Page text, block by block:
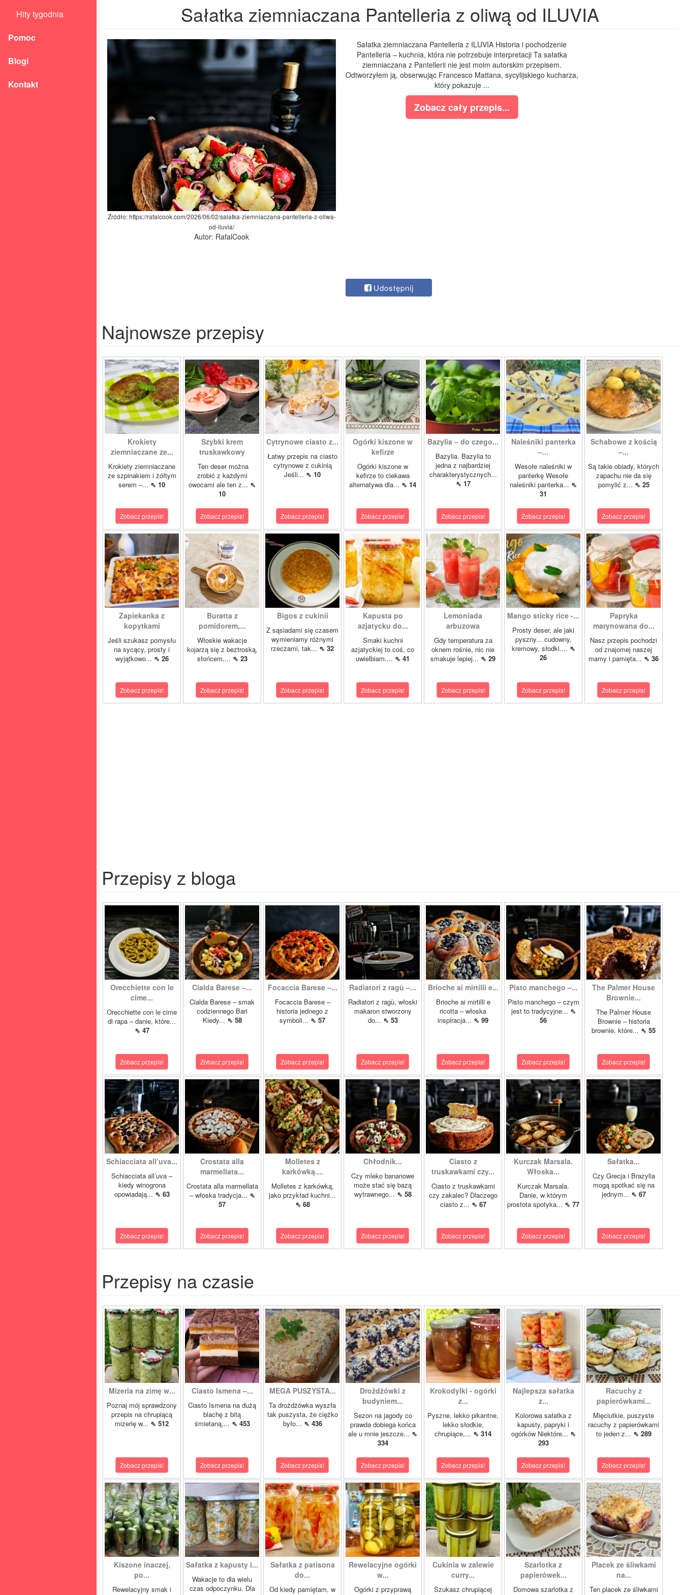
Hity tygodnia
Pomoc
Blogi
Kontakt
Sałatka ziemniaczana Pantelleria z oliwą od ILUVIA
Źródło: https://rafalcook.com/2026/06/02/salatka-ziemniaczana-pantelleria-z-oliwa-
od-iluvia/
Autor: RafalCook
Sałatka ziemniaczana Pantelleria z ILUVIA Historia i pochodzenie
Pantelleria – kuchnia, która nie potrzebuje interpretacji Ta sałatka
ziemniaczana z Pantellerii nie jest moim autorskim przepisem.
Odtworzyłem ją, obserwując Francesco Mattana, sycylijskiego kucharza,
który pokazuje ...
Zobacz cały przepis...
Udostępnij
Najnowsze przepisy
Krokiety
ziemniaczane ze...
Krokiety ziemniaczane
ze szpinakiem i żółtym
serem –... ⇖ 10
Zobacz przepis!
Szybki krem
truskawkowy
Ten deser można
zrobić z każdymi
owocami ale ten z... ⇖
10
Zobacz przepis!
Cytrynowe ciasto z...
Łatwy przepis na ciasto
cytrynowe z cukinią
Jeśli... ⇖ 10
Zobacz przepis!
Ogórki kiszone w
kefirze
Ogórki kiszone w
kefirze to ciekawa
alternatywa dla... ⇖ 14
Zobacz przepis!
Bazylia – do czego...
Bazylia. Bazylia to
jedna z najbardziej
charakterystycznych...
⇖ 17
Zobacz przepis!
Naleśniki panterka
–...
Wesołe naleśniki w
panterkę Wesołe
naleśniki panterka... ⇖
31
Zobacz przepis!
Schabowe z kością
–...
Są takie obiady, których
zapachu nie da się
pomylić z... ⇖ 25
Zobacz przepis!
Zapiekanka z
kopytkami
Jeśli szukasz pomysłu
na sycący, prosty i
wyjątkowo... ⇖ 26
Zobacz przepis!
Buratta z
pomidorem,...
Włoskie wakacje
kojarzą się z beztroską,
słońcem,... ⇖ 23
Zobacz przepis!
Bigos z cukinii
Z sąsiadami się czasem
wymieniamy różnymi
rzeczami, tak... ⇖ 32
Zobacz przepis!
Kapusta po
azjatycku do...
Smaki kuchni
azjatyckiej to coś, co
uwielbiam.... ⇖ 41
Zobacz przepis!
Lemoniada
arbuzowa
Gdy temperatura za
oknem rośnie, nic nie
smakuje lepiej... ⇖ 29
Zobacz przepis!
Mango sticky rice -...
Prosty deser, ale jaki
pyszny... cudowny,
kremowy, słodki.... ⇖
26
Zobacz przepis!
Papryka
marynowana do...
Nasz przepis pochodzi
od znajomej naszej
mamy i pamięta... ⇖ 36
Zobacz przepis!
Przepisy z bloga
Orecchiette con le
cime...
Orecchiette con le cime
di rapa – danie, które...
⇖ 47
Zobacz przepis!
Cialda Barese –...
Cialda Barese – smak
codziennego Bari
Kiedy... ⇖ 58
Zobacz przepis!
Focaccia Barese –...
Focaccia Barese –
historia jednego z
symboli... ⇖ 57
Zobacz przepis!
Radiatori z ragù –...
Radiatori z ragù, włoski
makaron stworzony
do... ⇖ 53
Zobacz przepis!
Brioche ai mirtilli e...
Brioche ai mirtilli e
ricotta – włoska
inspiracja... ⇖ 99
Zobacz przepis!
Pisto manchego –...
Pisto manchego – czym
jest to tradycyjne... ⇖
56
Zobacz przepis!
The Palmer House
Brownie...
The Palmer House
Brownie – historia
brownie, które... ⇖ 55
Zobacz przepis!
Schiacciata all’uva...
Schiacciata all’uva –
kiedy winogrona
opowiadają... ⇖ 63
Zobacz przepis!
Crostata alla
marmellata...
Crostata alla marmellata
– włoska tradycja... ⇖
57
Zobacz przepis!
Molletes z
karkówką....
Molletes z karkówką,
jako przykład kuchni...
⇖ 68
Zobacz przepis!
Chłodnik...
Czy mleko bananowe
może stać się bazą
wytrawnego... ⇖ 58
Zobacz przepis!
Ciasto z
truskawkami czy...
Ciasto z truskawkami
czy zakalec? Dlaczego
ciasto z... ⇖ 67
Zobacz przepis!
Kurczak Marsala.
Włoska...
Kurczak Marsala.
Danie, w którym
prostota spotyka... ⇖ 77
Zobacz przepis!
Sałatka...
Czy Grecja i Brazylia
mogą spotkać się na
jednym... ⇖ 67
Zobacz przepis!
Przepisy na czasie
Mizeria na zimę w...
Poznaj mój sprawdzony
przepis na chrupiącą
mizerię w... ⇖ 512
Zobacz przepis!
Ciasto Ismena –...
Ciasto Ismena na dużą
blachę z bitą
śmietaną,... ⇖ 453
Zobacz przepis!
MEGA PUSZYSTA...
Ta drożdżówka wyszła
tak puszysta, że ciężko
było... ⇖ 436
Zobacz przepis!
Drożdżówki z
budyniem...
Sezon na jagody co
prawda dobiega końca
ale u mnie jeszcze... ⇖
334
Zobacz przepis!
Krokodylki - ogórki
z...
Pyszne, lekko pikantne,
lekko słodkie,
chrupiące,... ⇖ 314
Zobacz przepis!
Najlepsza sałatka
z...
Kolorowa sałatka z
kapusty, papryki i
ogórków Niektóre... ⇖
293
Zobacz przepis!
Racuchy z
papierówkami...
Mięciutkie, puszyste
racuchy z papierówkami
to jeden z... ⇖ 289
Zobacz przepis!
Kiszone inaczej,
po...
Rewelacyjny smak i
Sałatka z kapusty i...
Wakacje to dla wielu
czas odpoczynku. Dla
Sałatka z patisona
do...
Od kiedy pamiętam, w
Rewelacyjne ogórki
w...
Ogórki z przyprawą
Cukinia w zalewie
curry...
Szukasz chrupiącej
Szarlotka z
papierówek...
Domowa szarlotka z
Placek ze śliwkami
na...
Ten placek ze śliwkami